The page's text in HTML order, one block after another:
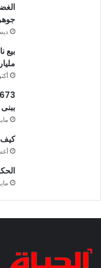
أكتوبر
مايو 9,
كيف
مايو 3,